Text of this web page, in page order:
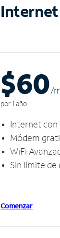
Internet
$60/
por 1 año
Internet
Módem
WiFi
Sin límite
Comenzar